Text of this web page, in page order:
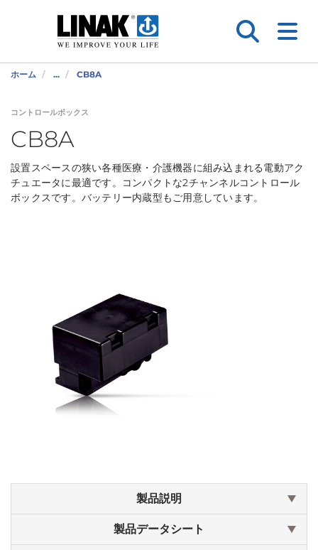
ホーム ... CB8A
コントロールボックス
CB8A
設置スペースの狭い各種医療・介護機器に組み込まれる電動アク
チュエータに最適です。コンパクトな2チャンネルコントロール
ボックスです。バッテリー内蔵型もご用意しています。
製品説明
製品データシート